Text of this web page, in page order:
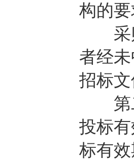
构的
采购
者经
招标
第
投标
标有